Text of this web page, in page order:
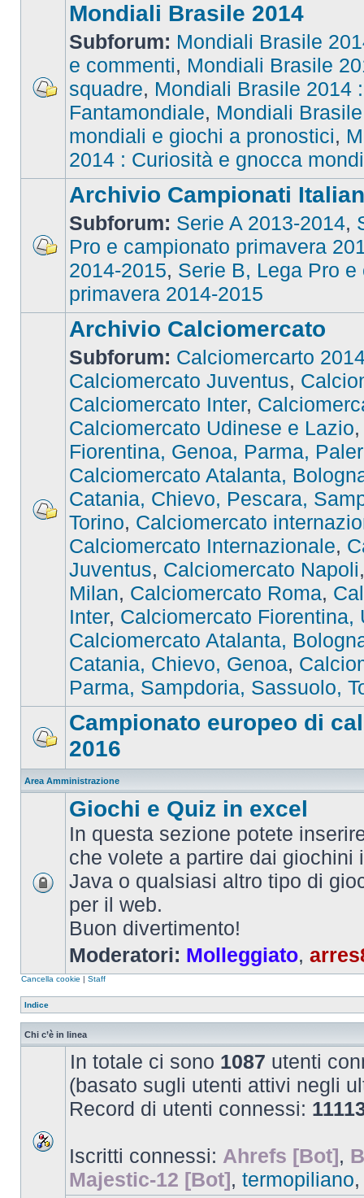
Mondiali Brasile 2014
Subforum: Mondiali Brasile
e commenti, Mondiali Brasile
squadre, Mondiali Brasile 2014
Fantamondiale, Mondiali
mondiali e giochi a pronostici,
2014 : Curiosità e gnocca
Archivio Campionati
Subforum: Serie A 2013-2014,
Pro e campionato primavera
2014-2015, Serie B, Lega Pro e
primavera 2014-2015
Archivio Calciomercato
Subforum: Calciomercarto
Calciomercato Juventus,
Calciomercato Inter,
Calciomercato Udinese e Lazio
Fiorentina, Genoa, Parma,
Calciomercato Atalanta,
Catania, Chievo, Pescara,
Torino, Calciomercato
Calciomercato Internazionale,
Juventus, Calciomercato Napoli
Milan, Calciomercato Roma,
Inter, Calciomercato Fiorentina,
Calciomercato Atalanta,
Catania, Chievo, Genoa,
Parma, Sampdoria, Sassuolo,
Campionato europeo di
2016
Area Amministrazione
Giochi e Quiz in excel
In questa sezione potete
che volete a partire dai giochini
Java o qualsiasi altro tipo di
per il web.
Buon divertimento!
Moderatori: Molleggiato,
Cancella cookie | Staff
Indice
Chi c’è in linea
In totale ci sono 1087 utenti
(basato sugli utenti attivi negli
Record di utenti connessi:
Iscritti connessi: Ahrefs [Bot],
Majestic-12 [Bot], termopiliano